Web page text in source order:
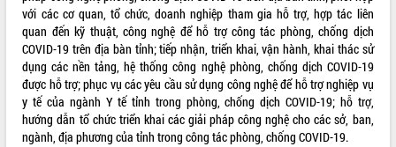
VIDEO
với các cơ quan, tổ chức, doanh nghiệp tham gia hỗ trợ, hợp tác liên
quan đến kỹ thuật, công nghệ để hỗ trợ công tác phòng, chống dịch
COVID-19 trên địa bàn tỉnh; tiếp nhận, triển khai, vận hành, khai thác sử
dụng các nền tảng, hệ thống công nghệ phòng, chống dịch COVID-19
được hỗ trợ; phục vụ các yêu cầu sử dụng công nghệ để hỗ trợ nghiệp vụ
y tế của ngành Y tế tỉnh trong phòng, chống dịch COVID-19; hỗ trợ,
hướng dẫn tổ chức triển khai các giải pháp công nghệ cho các sở, ban,
ngành, địa phương của tỉnh trong công tác phòng, chống COVID-19.